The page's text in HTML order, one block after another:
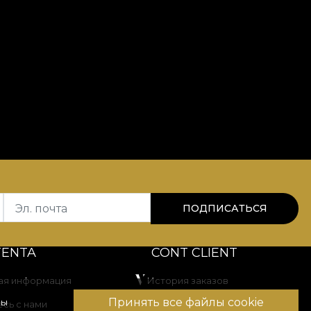
Принять все файлы cookie
Эл. почта ПОДПИСАТЬСЯ
информация
с нами
CONT CLIENT
История заказов
Избранные товары